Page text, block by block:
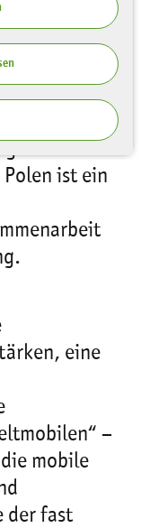
der
(LaNU)
ist ein
eine
–
mobile
der fast